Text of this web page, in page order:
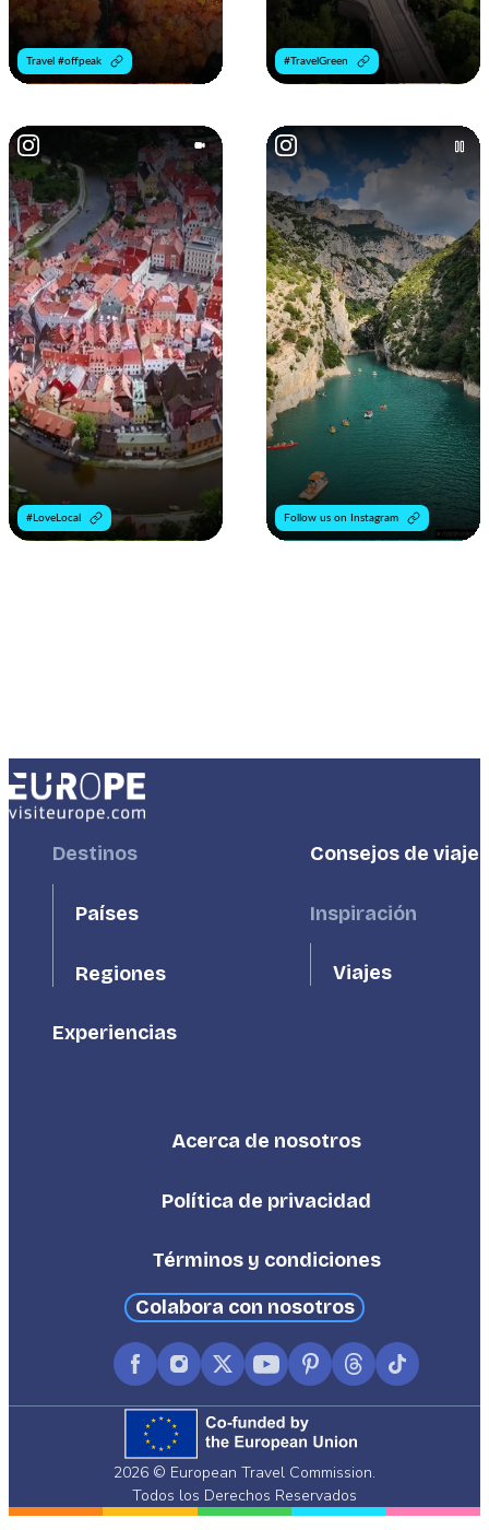
Travel #offpeak #TravelGreen
#LoveLocal Follow us on Instagram
FooterDestinos
Países
Regiones
Experiencias
FooterConsejos de viaje
Inspiración
Viajes
Footer
Acerca de nosotros
Política de privacidad
Términos y condiciones
Colabora con nosotros
FacebookInstagram
X
(formerly
Twitter)
YouTubePinterest
ThreadsTikTok
2026 © European Travel Commission.
Todos los Derechos Reservados